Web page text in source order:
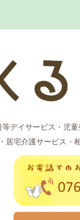
デイサービス・児
居宅介護サービス・